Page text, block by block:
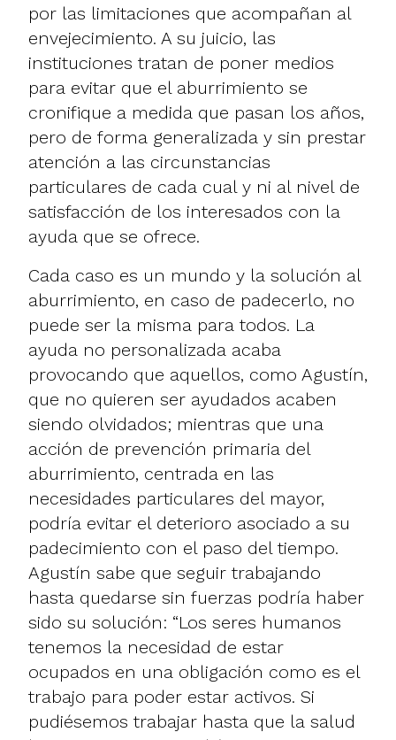
por las limitaciones que acompañan al
envejecimiento. A su juicio, las
instituciones tratan de poner medios
para evitar que el aburrimiento se
cronifique a medida que pasan los años,
pero de forma generalizada y sin prestar
atención a las circunstancias
particulares de cada cual y ni al nivel de
satisfacción de los interesados con la
ayuda que se ofrece.
Cada caso es un mundo y la solución al
aburrimiento, en caso de padecerlo, no
puede ser la misma para todos. La
ayuda no personalizada acaba
provocando que aquellos, como Agustín,
que no quieren ser ayudados acaben
siendo olvidados; mientras que una
acción de prevención primaria del
aburrimiento, centrada en las
necesidades particulares del mayor,
podría evitar el deterioro asociado a su
padecimiento con el paso del tiempo.
Agustín sabe que seguir trabajando
hasta quedarse sin fuerzas podría haber
sido su solución: “Los seres humanos
tenemos la necesidad de estar
ocupados en una obligación como es el
trabajo para poder estar activos. Si
pudiésemos trabajar hasta que la salud